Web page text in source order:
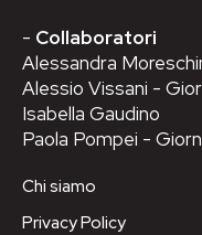
- Collaboratori
Alessandra
Alessio Vissani -
Isabella Gaudino
Paola Pompei -
Chi siamo
Privacy Policy